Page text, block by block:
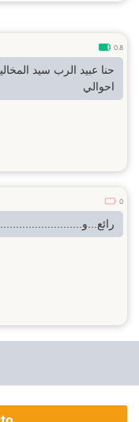
0.8
حنا عبيد الرب سيد
احوالي
0